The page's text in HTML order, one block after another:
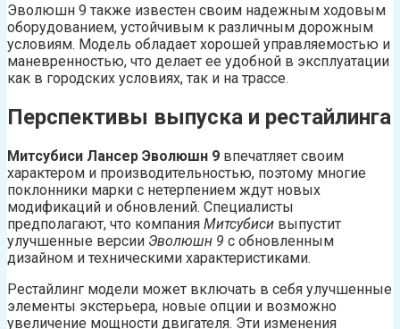
Эволюшн 9 также известен своим надежным ходовым
оборудованием, устойчивым к различным дорожным
условиям. Модель обладает хорошей управляемостью и
маневренностью, что делает ее удобной в эксплуатации
как в городских условиях, так и на трассе.
Перспективы выпуска и рестайлинга
Митсубиси Лансер Эволюшн 9 впечатляет своим
характером и производительностью, поэтому многие
поклонники марки с нетерпением ждут новых
модификаций и обновлений. Специалисты
предполагают, что компания Митсубиси выпустит
улучшенные версии Эволюшн 9 с обновленным
дизайном и техническими характеристиками.
Рестайлинг модели может включать в себя улучшенные
элементы экстерьера, новые опции и возможно
увеличение мощности двигателя. Эти изменения